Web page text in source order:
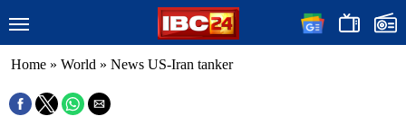
Home » World » News US-Iran tanker